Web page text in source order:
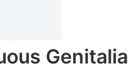
Genitalia